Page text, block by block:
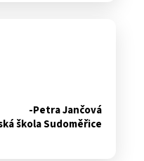
-Petra Jančová
škola Sudoměřice